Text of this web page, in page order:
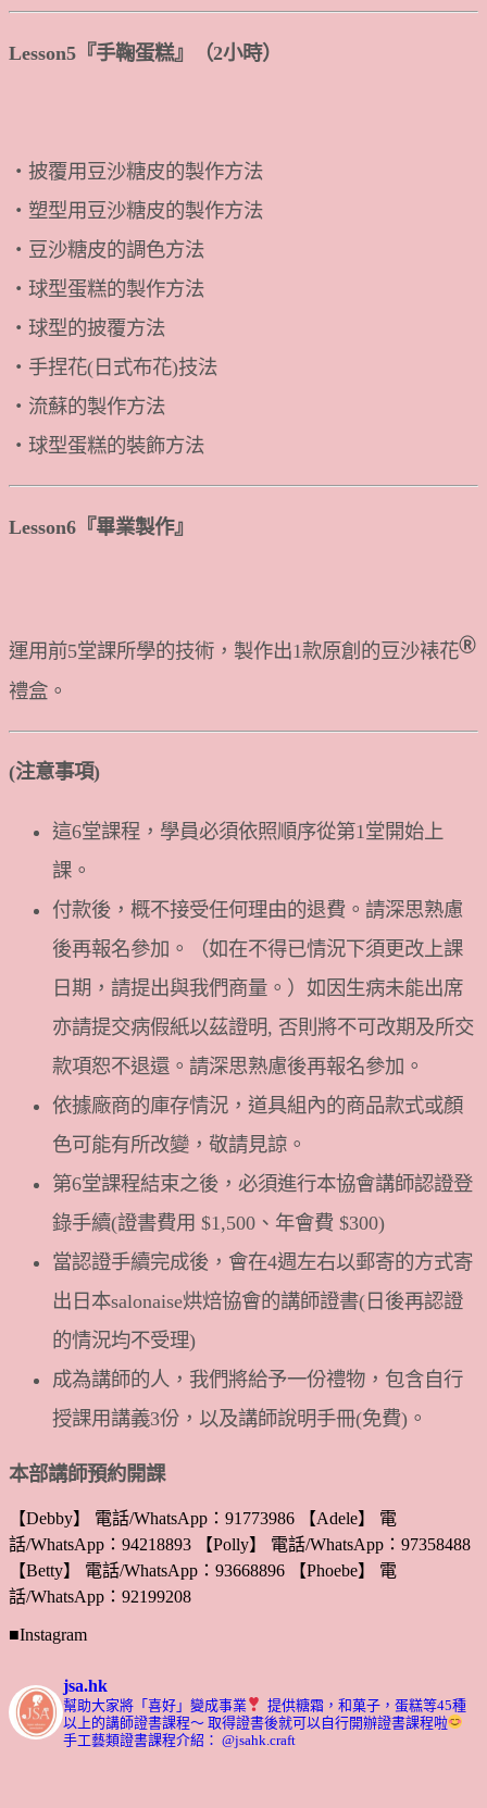
Lesson5『手鞠蛋糕』（2小時）
・披覆用豆沙糖皮的製作方法
・塑型用豆沙糖皮的製作方法
・豆沙糖皮的調色方法
・球型蛋糕的製作方法
・球型的披覆方法
・手捏花(日式布花)技法
・流蘇的製作方法
・球型蛋糕的裝飾方法
Lesson6『畢業製作』
運用前5堂課所學的技術，製作出1款原創的豆沙裱花Ⓡ
禮盒。
(注意事項)
這6堂課程，學員必須依照順序從第1堂開始上
課。
付款後，概不接受任何理由的退費。請深思熟慮
後再報名參加。（如在不得已情況下須更改上課
日期，請提出與我們商量。）如因生病未能出席
亦請提交病假紙以茲證明, 否則將不可改期及所交
款項恕不退還。請深思熟慮後再報名參加。
依據廠商的庫存情況，道具組內的商品款式或顏
色可能有所改變，敬請見諒。
第6堂課程結束之後，必須進行本協會講師認證登
錄手續(證書費用 $1,500、年會費 $300)
當認證手續完成後，會在4週左右以郵寄的方式寄
出日本salonaise烘焙協會的講師證書(日後再認證
的情況均不受理)
成為講師的人，我們將給予一份禮物，包含自行
授課用講義3份，以及講師說明手冊(免費)。
本部講師預約開課
【Debby】 電話/WhatsApp：91773986 【Adele】 電
話/WhatsApp：94218893 【Polly】 電話/WhatsApp：97358488
【Betty】 電話/WhatsApp：93668896 【Phoebe】 電
話/WhatsApp：92199208
■Instagram
jsa.hk
幫助大家將「喜好」變成事業
提供糖霜，和菓子，蛋糕等45種
以上的講師證書課程～ 取得證書後就可以自行開辦證書課程啦
手工藝類證書課程介紹： @jsahk.craft